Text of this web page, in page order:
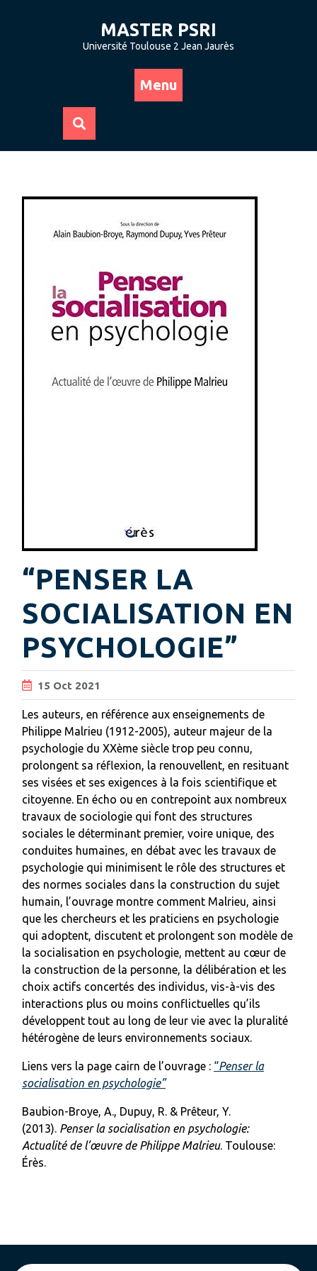
MASTER PSRI
Université Toulouse 2 Jean Jaurès
Menu
“PENSER LA
SOCIALISATION EN
PSYCHOLOGIE”
15 Oct 2021
Les auteurs, en référence aux enseignements de
Philippe Malrieu (1912-2005), auteur majeur de la
psychologie du XXème siècle trop peu connu,
prolongent sa réflexion, la renouvellent, en resituant
ses visées et ses exigences à la fois scientifique et
citoyenne. En écho ou en contrepoint aux nombreux
travaux de sociologie qui font des structures
sociales le déterminant premier, voire unique, des
conduites humaines, en débat avec les travaux de
psychologie qui minimisent le rôle des structures et
des normes sociales dans la construction du sujet
humain, l’ouvrage montre comment Malrieu, ainsi
que les chercheurs et les praticiens en psychologie
qui adoptent, discutent et prolongent son modèle de
la socialisation en psychologie, mettent au cœur de
la construction de la personne, la délibération et les
choix actifs concertés des individus, vis-à-vis des
interactions plus ou moins conflictuelles qu’ils
développent tout au long de leur vie avec la pluralité
hétérogène de leurs environnements sociaux.
Liens vers la page cairn de l’ouvrage : “Penser la
socialisation en psychologie”
Baubion-Broye, A., Dupuy, R. & Prêteur, Y.
(2013). Penser la socialisation en psychologie:
Actualité de l’œuvre de Philippe Malrieu. Toulouse:
Érès.